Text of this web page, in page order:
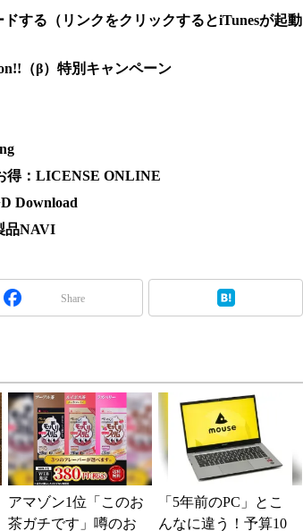
する（リンクをクリックするとiTunesが起動
（β）特別キャンペーン
得：LICENSE ONLINE
Download
品NAVI
Share
アマゾン1位「このお
茶ガチです」噂のお
「5年前のPC」とこ
んなに違う！予算10